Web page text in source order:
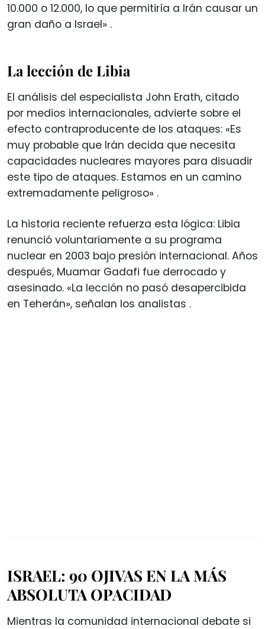
10.000 o 12.000, lo que permitiría a Irán causar un
gran daño a Israel» .
La lección de Libia
El análisis del especialista John Erath, citado
por medios internacionales, advierte sobre el
efecto contraproducente de los ataques: «Es
muy probable que Irán decida que necesita
capacidades nucleares mayores para disuadir
este tipo de ataques. Estamos en un camino
extremadamente peligroso» .
La historia reciente refuerza esta lógica: Libia
renunció voluntariamente a su programa
nuclear en 2003 bajo presión internacional. Años
después, Muamar Gadafi fue derrocado y
asesinado. «La lección no pasó desapercibida
en Teherán», señalan los analistas .
ISRAEL: 90 OJIVAS EN LA MÁS
ABSOLUTA OPACIDAD
Mientras la comunidad internacional debate si